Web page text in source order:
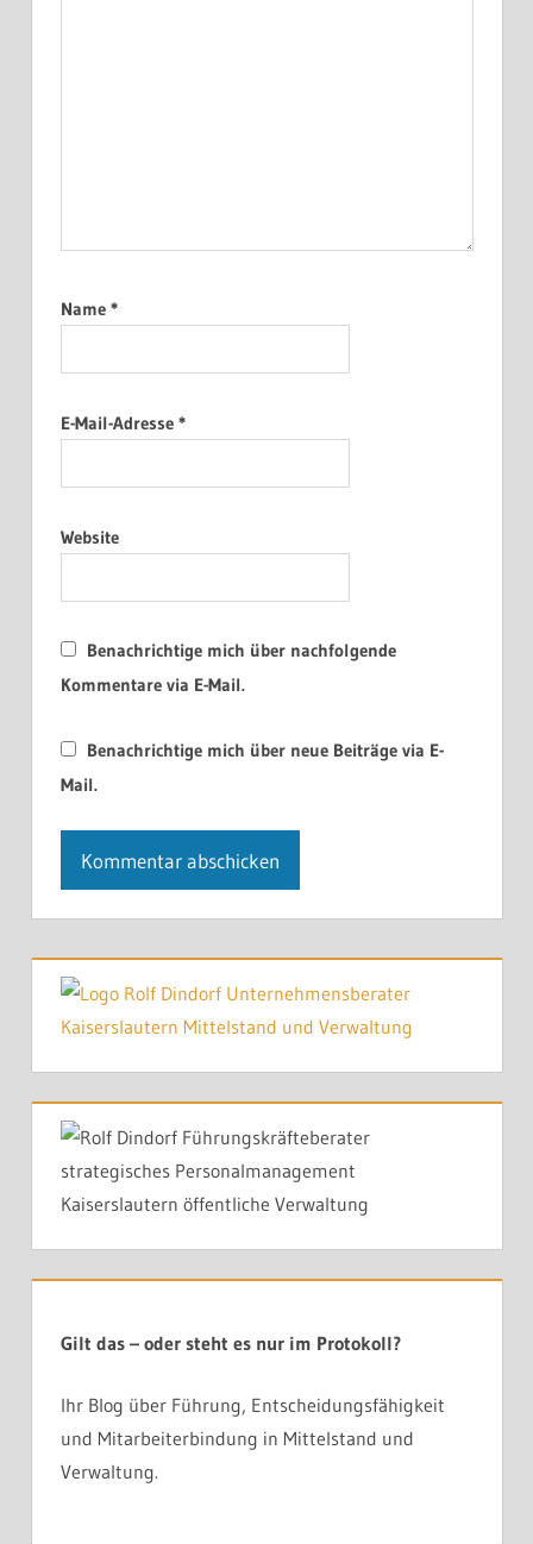
Name *
E-Mail-Adresse *
Website
Benachrichtige mich über nachfolgende
Kommentare via E-Mail.
Benachrichtige mich über neue Beiträge via E-
Mail.
Gilt das – oder steht es nur im Protokoll?
Ihr Blog über Führung, Entscheidungsfähigkeit
und Mitarbeiterbindung in Mittelstand und
Verwaltung.